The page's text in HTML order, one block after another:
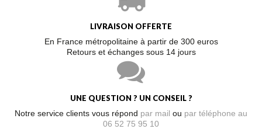
LIVRAISON OFFERTE
En France métropolitaine à partir de 300 euros
Retours et échanges sous 14 jours
UNE QUESTION ? UN CONSEIL ?
Notre service clients vous répond par mail ou par téléphone au
06 52 75 95 10